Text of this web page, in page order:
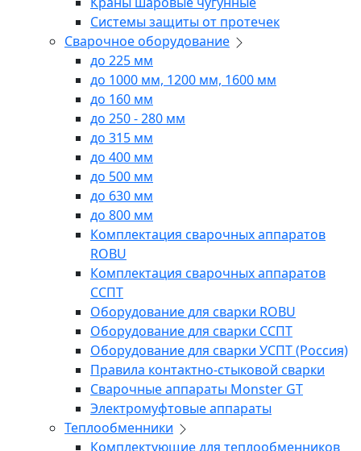
Системы защиты от протечек
Сварочное оборудование
до 225 мм
до 1000 мм, 1200 мм, 1600 мм
до 160 мм
до 250 - 280 мм
до 315 мм
до 400 мм
до 500 мм
до 630 мм
до 800 мм
Комплектация сварочных аппаратов
ROBU
Комплектация сварочных аппаратов
ССПТ
Оборудование для сварки ROBU
Оборудование для сварки ССПТ
Оборудование для сварки УСПТ (Россия)
Правила контактно-стыковой сварки
Сварочные аппараты Monster GT
Электромуфтовые аппараты
Теплообменники
Комплектующие для теплообменников